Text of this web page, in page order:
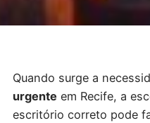
Quando surge a
urgente em Recife, a
escritório correto pode